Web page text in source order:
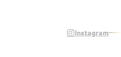
Instagram